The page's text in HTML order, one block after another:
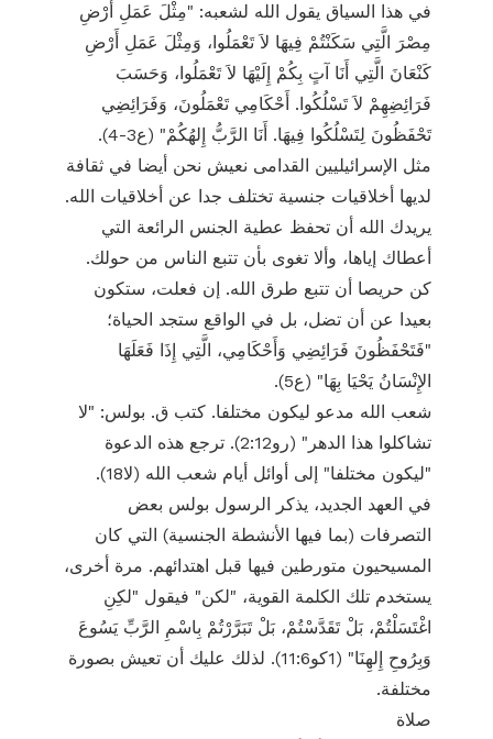
في هذا السياق يقول الله لشعبه: "مِثْلَ عَمَلِ أَرْضِ
مِصْرَ الَّتِي سَكَنْتُمْ فِيهَا لاَ تَعْمَلُوا، وَمِثْلَ عَمَلِ أَرْضِ
كَنْعَانَ الَّتِي أَنَا آتٍ بِكُمْ إِلَيْهَا لاَ تَعْمَلُوا، وَحَسَبَ
فَرَائِضِهِمْ لاَ تَسْلُكُوا. أَحْكَامِي تَعْمَلُونَ، وَفَرَائِضِي
تَحْفَظُونَ لِتَسْلُكُوا فِيهَا. أَنَا الرَّبُّ إِلهُكُمْ" (ع3-4).
مثل الإسرائيليين القدامى نعيش نحن أيضا في ثقافة
لديها أخلاقيات جنسية تختلف جدا عن أخلاقيات الله.
يريدك الله أن تحفظ عطية الجنس الرائعة التي
أعطاك إياها، وألا تغوى بأن تتبع الناس من حولك.
كن حريصا أن تتبع طرق الله. إن فعلت، ستكون
بعيدا عن أن تضل، بل في الواقع ستجد الحياة؛
"فَتَحْفَظُونَ فَرَائِضِي وَأَحْكَامِي، الَّتِي إِذَا فَعَلَهَا
الإِنْسَانُ يَحْيَا بِهَا" (ع5).
شعب الله مدعو ليكون مختلفا. كتب ق. بولس: "لا
تشاكلوا هذا الدهر" (رو2:12). ترجع هذه الدعوة
"ليكون مختلفا" إلى أوائل أيام شعب الله (لا18).
في العهد الجديد، يذكر الرسول بولس بعض
التصرفات (بما فيها الأنشطة الجنسية) التي كان
المسيحيون متورطين فيها قبل اهتدائهم. مرة أخرى،
يستخدم تلك الكلمة القوية، "لكن" فيقول "لكِنِ
اغْتَسَلْتُمْ، بَلْ تَقَدَّسْتُمْ، بَلْ تَبَرَّرْتُمْ بِاسْمِ الرَّبِّ يَسُوعَ
وَبِرُوحِ إِلهِنَا" (1كو11:6). لذلك عليك أن تعيش بصورة
مختلفة.
صلاة